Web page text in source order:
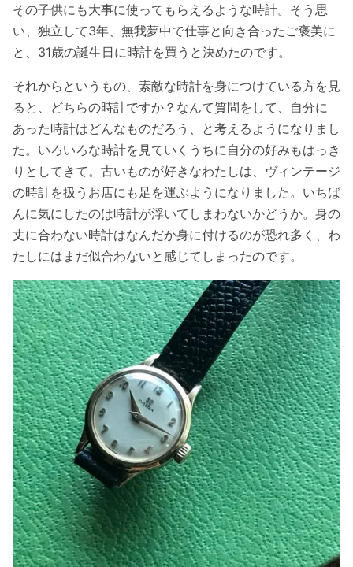
その子供にも大事に使ってもらえるような時計。そう思
い、独立して3年、無我夢中で仕事と向き合ったご褒美に
と、31歳の誕生日に時計を買うと決めたのです。
それからというもの、素敵な時計を身につけている方を見
ると、どちらの時計ですか？なんて質問をして、自分に
あった時計はどんなものだろう、と考えるようになりまし
た。いろいろな時計を見ていくうちに自分の好みもはっき
りとしてきて。古いものが好きなわたしは、ヴィンテージ
の時計を扱うお店にも足を運ぶようになりました。いちば
んに気にしたのは時計が浮いてしまわないかどうか。身の
丈に合わない時計はなんだか身に付けるのが恐れ多く、わ
たしにはまだ似合わないと感じてしまったのです。